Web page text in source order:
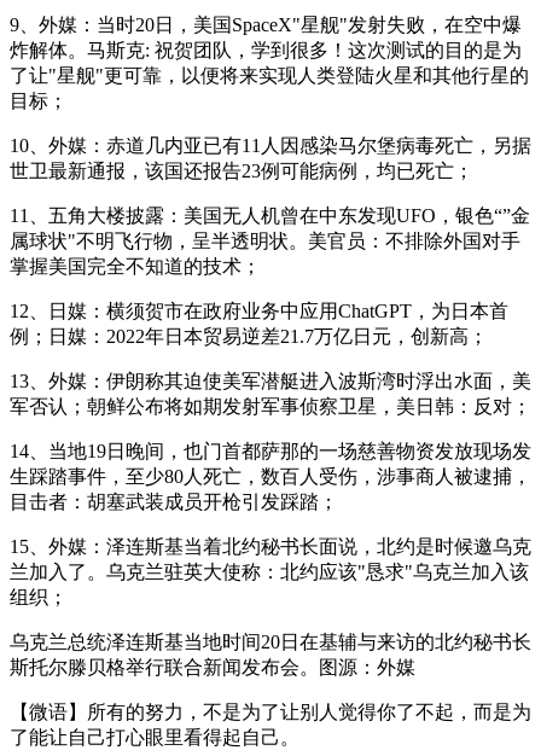
9、外媒：当时20日，美国SpaceX"星舰"发射失败，在空中爆
炸解体。马斯克: 祝贺团队，学到很多！这次测试的目的是为
了让"星舰"更可靠，以便将来实现人类登陆火星和其他行星的
目标；
10、外媒：赤道几内亚已有11人因感染马尔堡病毒死亡，另据
世卫最新通报，该国还报告23例可能病例，均已死亡；
11、五角大楼披露：美国无人机曾在中东发现UFO，银色“”金
属球状"不明飞行物，呈半透明状。美官员：不排除外国对手
掌握美国完全不知道的技术；
12、日媒：横须贺市在政府业务中应用ChatGPT，为日本首
例；日媒：2022年日本贸易逆差21.7万亿日元，创新高；
13、外媒：伊朗称其迫使美军潜艇进入波斯湾时浮出水面，美
军否认；朝鲜公布将如期发射军事侦察卫星，美日韩：反对；
14、当地19日晚间，也门首都萨那的一场慈善物资发放现场发
生踩踏事件，至少80人死亡，数百人受伤，涉事商人被逮捕，
目击者：胡塞武装成员开枪引发踩踏；
15、外媒：泽连斯基当着北约秘书长面说，北约是时候邀乌克
兰加入了。乌克兰驻英大使称：北约应该"恳求"乌克兰加入该
组织；
乌克兰总统泽连斯基当地时间20日在基辅与来访的北约秘书长
斯托尔滕贝格举行联合新闻发布会。图源：外媒
【微语】所有的努力，不是为了让别人觉得你了不起，而是为
了能让自己打心眼里看得起自己。